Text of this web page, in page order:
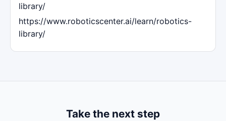
library/
https://www.roboticscenter.ai/learn/robotics-
library/
Take the next step